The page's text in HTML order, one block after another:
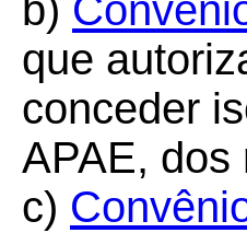
b)
que
conceder
APAE, dos
c)